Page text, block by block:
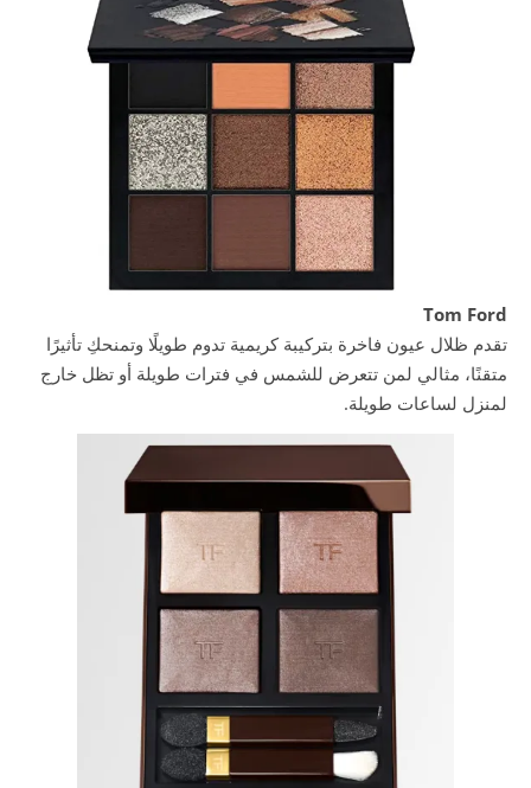
Tom Ford
تقدم ظلال عيون فاخرة بتركيبة كريمية تدوم طويلًا وتمنحكِ تأثيرًا
متقنًا، مثالي لمن تتعرض للشمس في فترات طويلة أو تظل خارج
لمنزل لساعات طويلة.